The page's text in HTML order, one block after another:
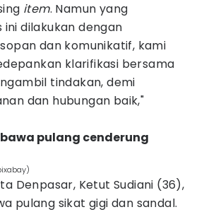
item. Namun yang
dilakukan dengan
dan komunikatif, kami
klarifikasi bersama
tindakan, demi
dan hubungan baik,"
pulang cenderung
Denpasar, Ketut Sudiani (36),
pulang sikat gigi dan sandal.